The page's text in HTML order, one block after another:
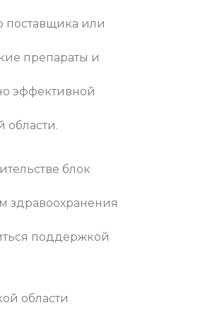
поставщика или
препараты и
эффективной
области.
блок
здравоохранения
поддержкой
области